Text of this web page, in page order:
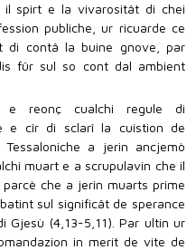
il spirt e la vivarositât di chei
publiche, ur ricuarde ce
di contâ la buine gnove, par
fûr sul so cont dal ambient
reonç cualchi regule di
e cîr di sclarî la cuistion de
a jerin ancjemò
muart e a scrupulavin che il
che a jerin muarts prime
sul significât de sperance
Gjesù (4,13-5,11). Par ultin ur
in merit de vite de